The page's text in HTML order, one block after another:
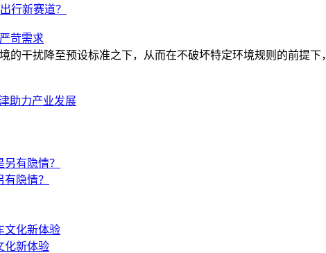
行新赛道？
苛需求
的干扰降至预设标准之下，从而在不破坏特定环境规则的前提
助力产业发展
隐情？
化新体验